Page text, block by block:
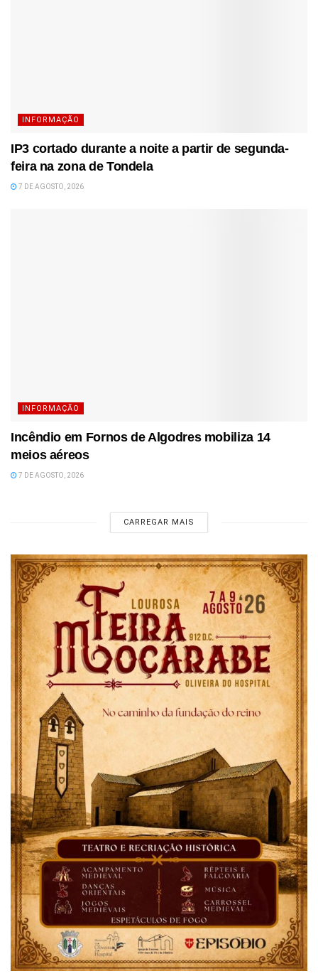
INFORMAÇÃO
IP3 cortado durante a noite a partir de segunda-
feira na zona de Tondela
7 DE AGOSTO, 2026
INFORMAÇÃO
Incêndio em Fornos de Algodres mobiliza 14
meios aéreos
7 DE AGOSTO, 2026
CARREGAR MAIS